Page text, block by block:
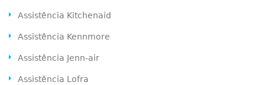
Assistência Kitchenaid
Assistência Kennmore
Assistência Jenn-air
Assistência Lofra